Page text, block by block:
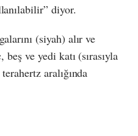
diyor.
(siyah) alır ve
ve yedi katı (sırasıyla
aralığında